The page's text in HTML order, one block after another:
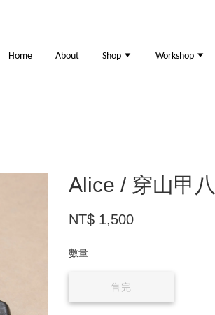
Home About Shop Workshop
Alice / 穿山甲
NT$ 1,500
數量
售完